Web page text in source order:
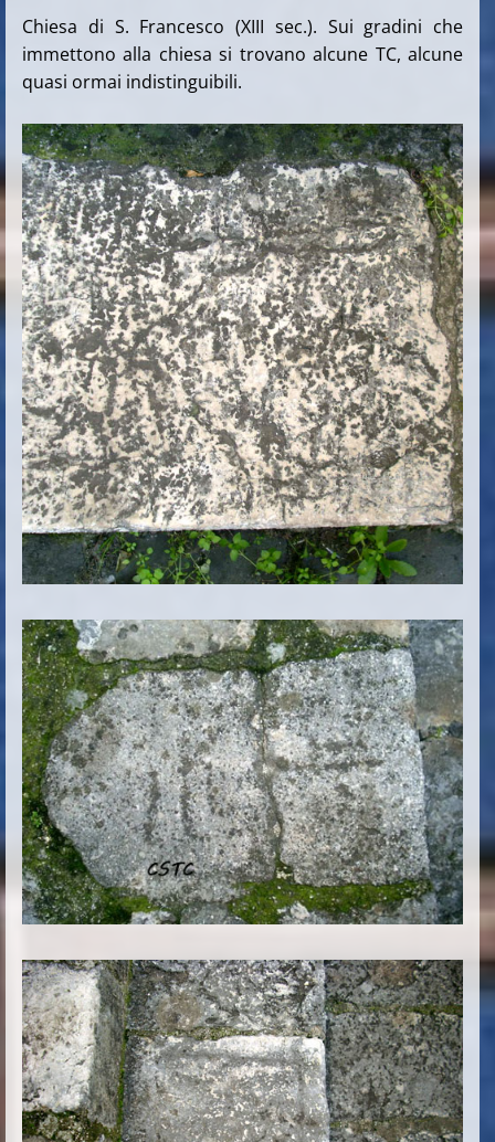
Chiesa di S. Francesco (XIII sec.). Sui gradini che
immettono alla chiesa si trovano alcune TC, alcune
quasi ormai indistinguibili.